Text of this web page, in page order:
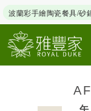
波蘭彩手繪陶瓷餐具/砂